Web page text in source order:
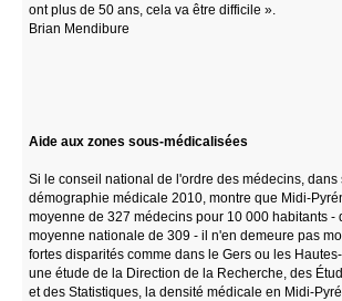
ont plus de 50 ans, cela va être difficile ».
Brian Mendibure
Aide aux zones sous-médicalisées
Si le conseil national de l'ordre des médecins, dans
démographie médicale 2010, montre que Midi-
moyenne de 327 médecins pour 10 000 habitants -
moyenne nationale de 309 - il n'en demeure pas
fortes disparités comme dans le Gers ou les
une étude de la Direction de la Recherche, des
et des Statistiques, la densité médicale en Midi-